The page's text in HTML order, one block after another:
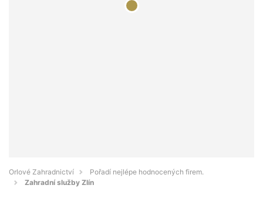
Orlové Zahradnictví
Pořadí nejlépe hodnocených firem.
Zahradní služby Zlín